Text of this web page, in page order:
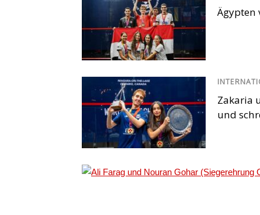
Ägypten
Zakaria
und